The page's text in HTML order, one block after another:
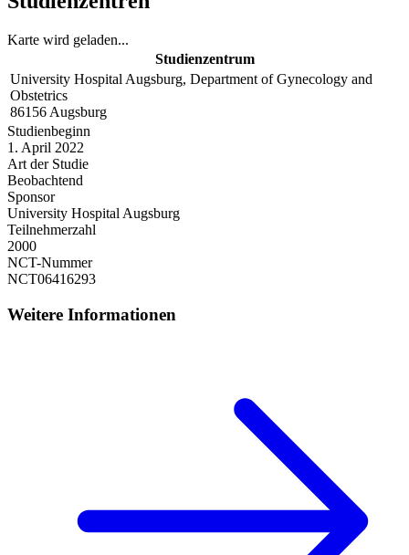
Karte wird geladen...
Studienzentrum
University Hospital Augsburg, Department of Gynecology and
Obstetrics
86156 Augsburg
Studienbeginn
1. April 2022
Art der Studie
Beobachtend
Sponsor
University Hospital Augsburg
Teilnehmerzahl
2000
NCT-Nummer
NCT06416293
Weitere Informationen